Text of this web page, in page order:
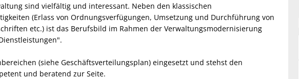
sind vielfältig und interessant. Neben den klassischen
(Erlass von Ordnungsverfügungen, Umsetzung und Durchführung von
etc.) ist das Berufsbild im Rahmen der Verwaltungsmodernisierung
(siehe Geschäftsverteilungsplan) eingesetzt und stehst den
und beratend zur Seite.